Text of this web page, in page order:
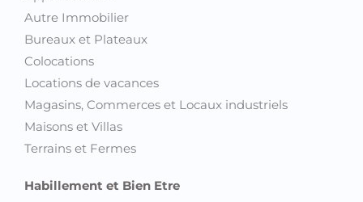
Autre Immobilier
Bureaux et Plateaux
Colocations
Locations de vacances
Magasins, Commerces et Locaux industriels
Maisons et Villas
Terrains et Fermes
Habillement et Bien Etre